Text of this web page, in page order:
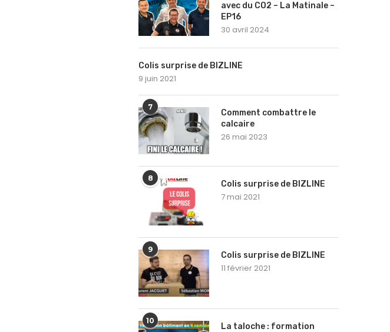
avec du CO2 – La Matinale –
EP16
30 avril 2024
Colis surprise de BIZLINE
9 juin 2021
7
Comment combattre le
calcaire
26 mai 2023
8
Colis surprise de BIZLINE
7 mai 2021
9
Colis surprise de BIZLINE
11 février 2021
10
La taloche : formation